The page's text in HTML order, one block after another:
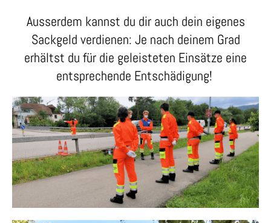
Ausserdem kannst du dir auch dein eigenes
Sackgeld verdienen: Je nach deinem Grad
erhältst du für die geleisteten Einsätze eine
entsprechende Entschädigung!